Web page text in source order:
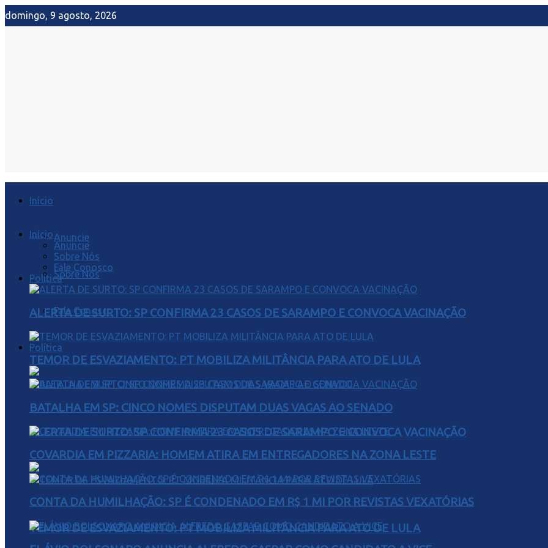
domingo, 9 agosto, 2026
Início
Anuncie
Sobre Nós
Fale Conosco
Política
ALERTA DE SURTO: SP CONFIRMA 23 CASOS DE SARAMPO E CONVOCA VACINAÇÃO
TEMOR DE ESVAZIAMENTO: PT MOBILIZA MILITÂNCIA PARA ATO DE LULA
Início
Anuncie
Sobre Nós
Fale Conosco
Política
ALERTA DE SURTO: SP CONFIRMA 23 CASOS DE SARAMPO E CONVOCA VACINAÇÃO
TEMOR DE ESVAZIAMENTO: PT MOBILIZA MILITÂNCIA PARA ATO DE LULA
BATALHA EM SP: CINCO NOMES DISPUTAM DUAS VAGAS AO SENADO
COVARDIA EM PIZZARIA: HOMEM ATIRA EM ENTREGADORES NA ZONA LESTE
CONTA DA HUMILHAÇÃO: SP É CONDENADO EM R$ 1 MI POR REVISTAS VEXATÓRIAS